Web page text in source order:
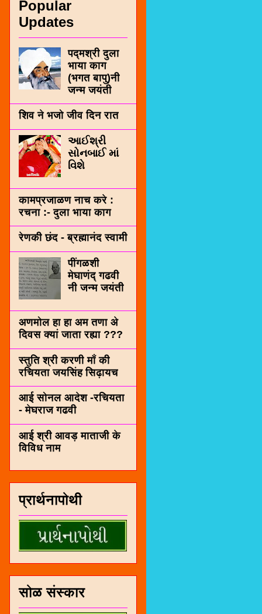
Popular
Updates
पद्मश्री दुला
भाया काग
(भगत बापु)नी
जन्म जयंती
शिव ने भजो जीव दिन रात
આઈશ્રી
સોનબાઈ માં
વિશે
कामप्रजाळण नाच करे :
रचना :- दुला भाया काग
रेणकी छंद - ब्रह्मानंद स्वामी
पींगळशी
मेघाणंद् गढवी
नी जन्म जयंती
अणमोल हा हा अम तणा अे
दिवस क्यां जाता रह्या ???
स्तुति श्री करणी माँ की
रचियता जयसिंह सिढ़ायच
आई सोनल आदेश -रचियता
- मेघराज गढवी
आई श्री आवड़ माताजी के
विविध नाम
प्रार्थनापोथी
सोळ संस्कार